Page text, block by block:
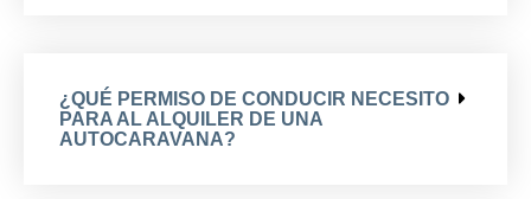
¿QUÉ PERMISO DE CONDUCIR NECESITO
PARA AL ALQUILER DE UNA
AUTOCARAVANA?